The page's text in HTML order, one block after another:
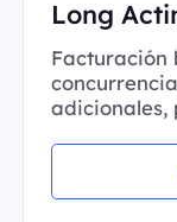
Long
Facturación
adicionales,